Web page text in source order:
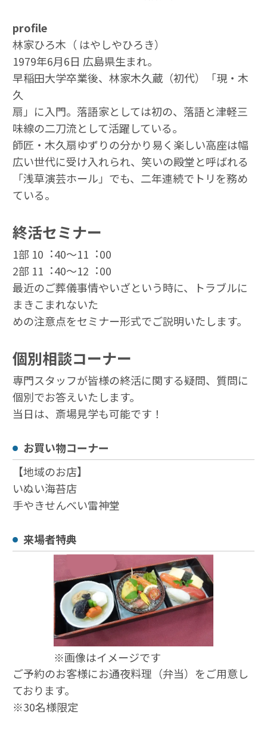
profile
林家ひろ木（ はやしやひろき）
1979年6月6日 広島県生まれ。
早稲田大学卒業後、林家木久蔵（初代）「現・木
久
扇」に入門。落語家としては初の、落語と津軽三
味線の二刀流として活躍している。
師匠・木久扇ゆずりの分かり易く楽しい高座は幅
広い世代に受け入れられ、笑いの殿堂と呼ばれる
「浅草演芸ホール」でも、二年連続でトリを務め
ている。
終活セミナー
1部 10︓40〜11︓00
2部 11︓40〜12︓00
最近のご葬儀事情やいざという時に、トラブルに
まきこまれないた
めの注意点をセミナー形式でご説明いたします。
個別相談コーナー
専門スタッフが皆様の終活に関する疑問、質問に
個別でお答えいたします。
当日は、斎場見学も可能です！
お買い物コーナー
【地域のお店】
いぬい海苔店
手やきせんべい雷神堂
来場者特典
※画像はイメージです
ご予約のお客様にお通夜料理（弁当）をご用意し
ております。
※30名様限定